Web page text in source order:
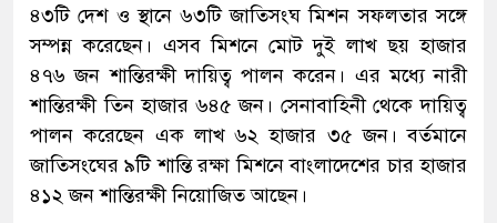
৪৩টি দেশ ও স্থানে ৬৩টি জাতিসংঘ মিশন সফলতার সঙ্গে
সম্পন্ন করেছেন। এসব মিশনে মোট দুই লাখ ছয় হাজার
৪৭৬ জন শান্তিরক্ষী দায়িত্ব পালন করেন। এর মধ্যে নারী
শান্তিরক্ষী তিন হাজার ৬৪৫ জন। সেনাবাহিনী থেকে দায়িত্ব
পালন করেছেন এক লাখ ৬২ হাজার ৩৫ জন। বর্তমানে
জাতিসংঘের ৯টি শান্তি রক্ষা মিশনে বাংলাদেশের চার হাজার
৪১২ জন শান্তিরক্ষী নিয়োজিত আছেন।